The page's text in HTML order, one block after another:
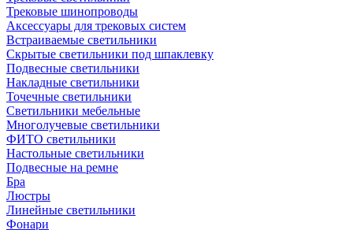
Трековые шинопроводы
Аксессуары для трековых систем
Встраиваемые светильники
Скрытые светильники под шпаклевку
Подвесные светильники
Накладные светильники
Точечные светильники
Светильники мебельные
Многолучевые светильники
ФИТО светильники
Настольные светильники
Подвесные на ремне
Бра
Люстры
Линейные светильники
Фонари